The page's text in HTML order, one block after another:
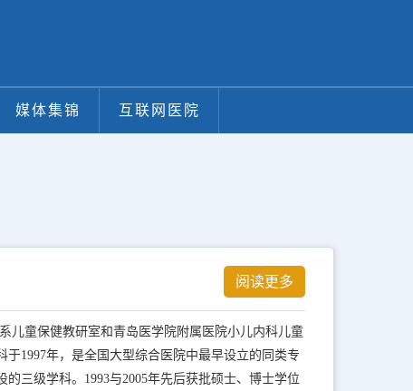
媒体集锦 互联网医院
阅读更多
儿童保健教研室和青岛医学院附属医院小儿内科儿童
1997年，是全国大型综合医院中最早设立的同类专
三级学科。1993与2005年先后获批硕士、博士学位